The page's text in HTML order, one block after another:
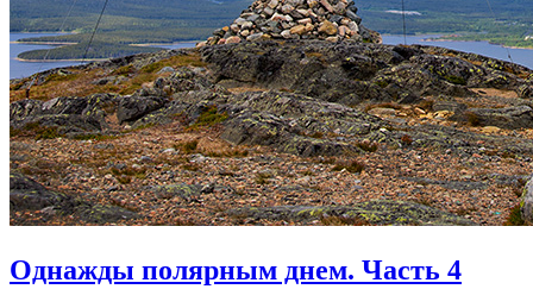
Однажды полярным днем. Часть 4